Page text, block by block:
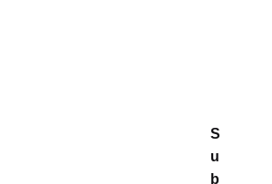
S
u
b